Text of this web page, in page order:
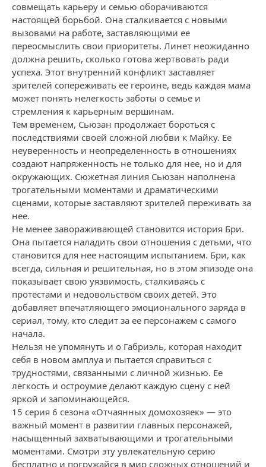
совмещать карьеру и семью оборачиваются
настоящей борьбой. Она сталкивается с новыми
вызовами на работе, заставляющими ее
переосмыслить свои приоритеты. Линет неожиданно
должна решить, сколько готова жертвовать ради
успеха. Этот внутренний конфликт заставляет
зрителей сопереживать ее героине, ведь каждая мама
может понять нелегкость заботы о семье и
стремления к карьерным вершинам.
Тем временем, Сьюзан продолжает бороться с
последствиями своей сложной любви к Майку. Ее
неуверенность и неопределенность в отношениях
создают напряженность не только для нее, но и для
окружающих. Сюжетная линия Сьюзан наполнена
трогательными моментами и драматическими
сценами, которые заставляют зрителей переживать за
нее.
Не менее завораживающей становится история Бри.
Она пытается наладить свои отношения с детьми, что
становится для нее настоящим испытанием. Бри, как
всегда, сильная и решительная, но в этом эпизоде она
показывает свою уязвимость, сталкиваясь с
протестами и недовольством своих детей. Это
добавляет впечатляющего эмоционального заряда в
сериал, тому, кто следит за ее персонажем с самого
начала.
Нельзя не упомянуть и о Габриэль, которая находит
себя в новом амплуа и пытается справиться с
трудностями, связанными с личной жизнью. Ее
легкость и остроумие делают каждую сцену с ней
яркой и запоминающейся.
15 серия 6 сезона «Отчаянных домохозяек» — это
важный момент в развитии главных персонажей,
насыщенный захватывающими и трогательными
моментами. Смотри эту увлекательную серию
бесплатно и погружайся в мир сложных отношений и